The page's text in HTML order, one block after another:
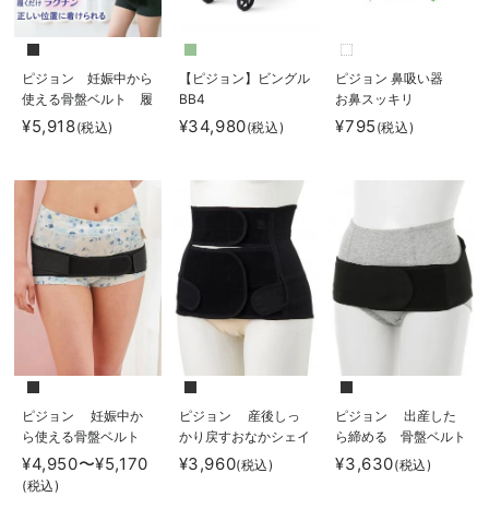
ピジョン 妊娠中から
使える骨盤ベルト 履
くタイプ
¥5,918(税込)
【ピジョン】ビングル
BB4
¥34,980(税込)
ピジョン 鼻吸い器
お鼻スッキリ
¥795 (税込)
ピジョン 妊娠中か
ら使える骨盤ベルト
産前産後【出産後も長
く使える】
¥4,950〜¥5,170
(税込)
ピジョン 産後しっ
かり戻すおなかシェイ
パー＋骨盤ケア 骨盤
ベルト
¥3,960(税込)
ピジョン 出産した
ら締める 骨盤ベルト
産後
¥3,630(税込)